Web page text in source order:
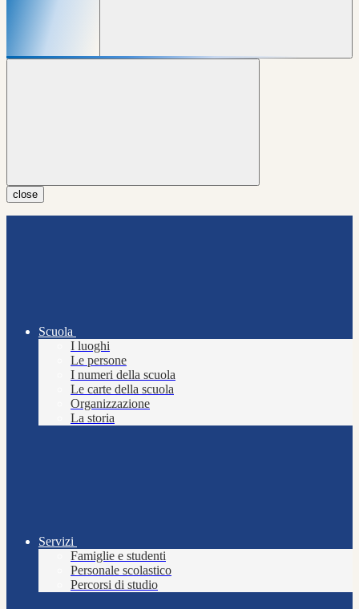
close
Scuola
I luoghi
Le persone
I numeri della scuola
Le carte della scuola
Organizzazione
La storia
Servizi
Famiglie e studenti
Personale scolastico
Percorsi di studio